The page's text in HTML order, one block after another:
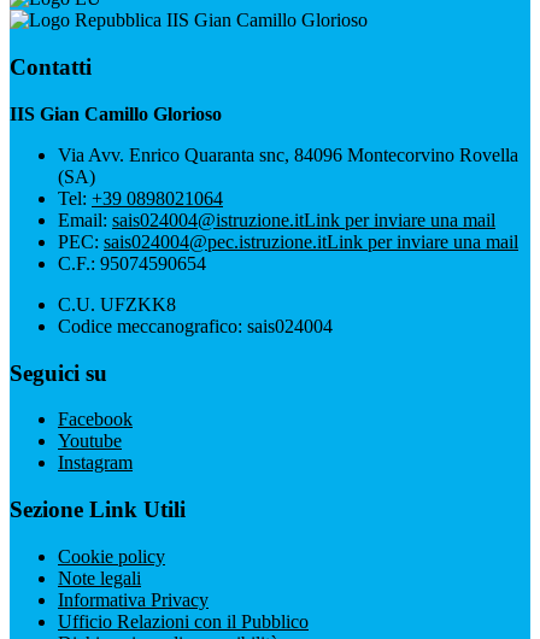
IIS Gian Camillo Glorioso
Contatti
IIS Gian Camillo Glorioso
Via Avv. Enrico Quaranta snc, 84096 Montecorvino Rovella
(SA)
Tel: +39 0898021064
Email: sais024004@istruzione.itLink per inviare una mail
PEC: sais024004@pec.istruzione.itLink per inviare una mail
C.F.: 95074590654
C.U. UFZKK8
Codice meccanografico: sais024004
Seguici su
Facebook
Youtube
Instagram
Sezione Link Utili
Cookie policy
Note legali
Informativa Privacy
Ufficio Relazioni con il Pubblico